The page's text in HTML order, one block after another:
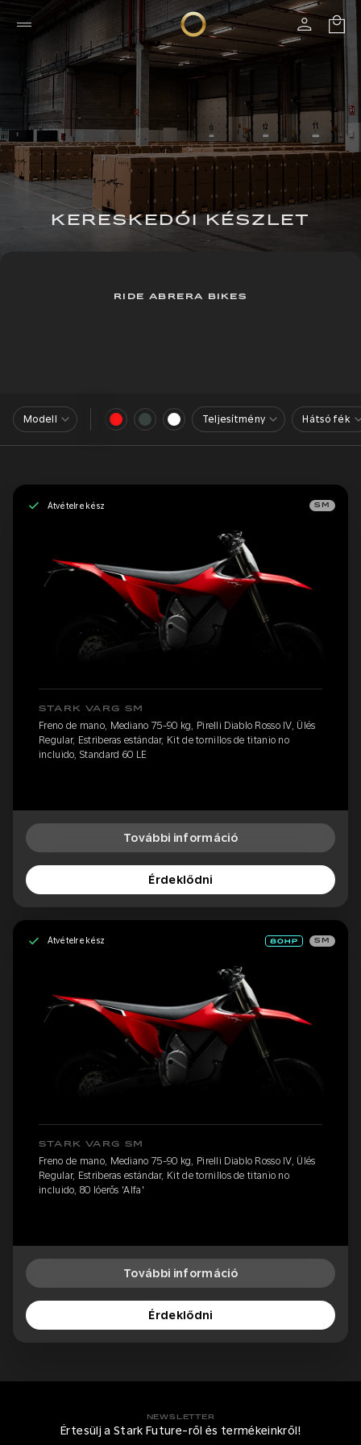
KERESKEDŐI KÉSZLET
RIDE ABRERA BIKES
Modell Teljesítmény Hátsó fék
Átvételre kész SM
STARK VARG SM
Freno de mano, Mediano 75-90 kg, Pirelli Diablo Rosso IV, Ülés
Regular, Estriberas estándar, Kit de tornillos de titanio no
incluido, Standard 60 LE
További információ
Érdeklődni
Átvételre kész SM
STARK VARG SM
Freno de mano, Mediano 75-90 kg, Pirelli Diablo Rosso IV, Ülés
Regular, Estriberas estándar, Kit de tornillos de titanio no
incluido, 80 lóerős 'Alfa'
További információ
Érdeklődni
NEWSLETTER
Értesülj a Stark Future-ről és termékeinkről!